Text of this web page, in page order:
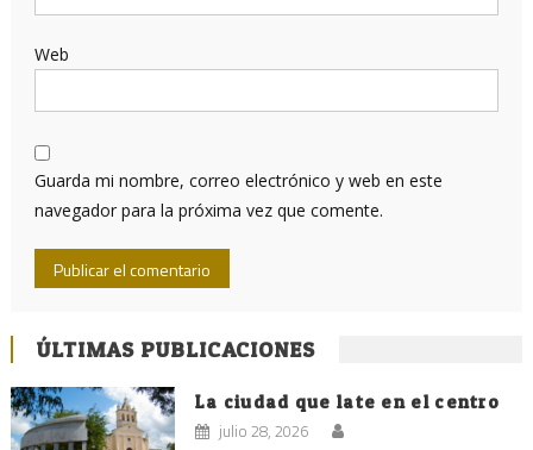
Web
Guarda mi nombre, correo electrónico y web en este
navegador para la próxima vez que comente.
ÚLTIMAS PUBLICACIONES
La ciudad que late en el centro
julio 28, 2026